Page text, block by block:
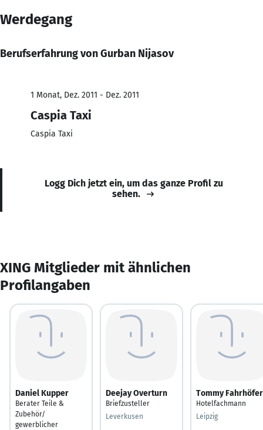
Werdegang
Berufserfahrung von Gurban Nijasov
1 Monat, Dez. 2011 - Dez. 2011
Caspia Taxi
Caspia Taxi
Logg Dich jetzt ein, um das ganze Profil zu
sehen.
XING Mitglieder mit ähnlichen
Profilangaben
Daniel Kupper
Berater Teile &
Zubehör/
gewerblicher
Deejay Overturn
Briefzusteller
Leverkusen
Tommy Fahrhöfer
Hotelfachmann
Leipzig